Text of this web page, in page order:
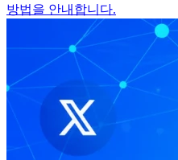
방법을 안내합니다.